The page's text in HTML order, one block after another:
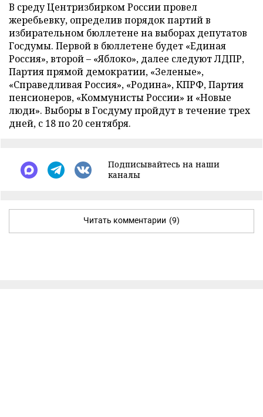
В среду Центризбирком России провел
жеребьевку, определив порядок партий в
избирательном бюллетене на выборах депутатов
Госдумы. Первой в бюллетене будет «Единая
Россия», второй – «Яблоко», далее следуют ЛДПР,
Партия прямой демократии, «Зеленые»,
«Справедливая Россия», «Родина», КПРФ, Партия
пенсионеров, «Коммунисты России» и «Новые
люди». Выборы в Госдуму пройдут в течение трех
дней, с 18 по 20 сентября.
Подписывайтесь на наши
каналы
Читать комментарии (9)